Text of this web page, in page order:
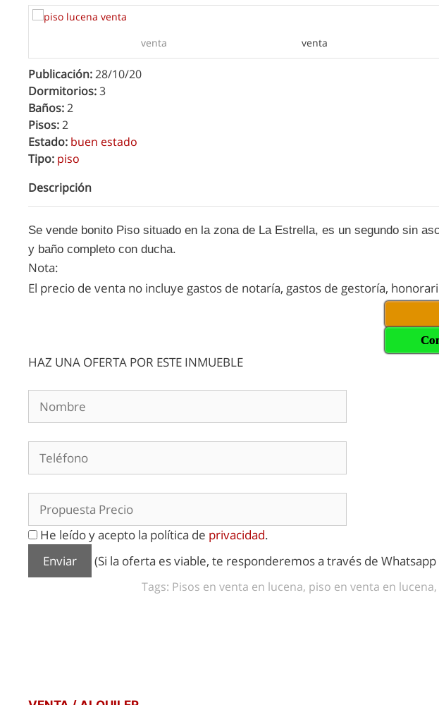
Publicación:28/10/20
Dormitorios:3
Baños:2
Pisos:2
Estado: buen estado
Tipo: piso
Descripción
Se vende bonito Piso situado en la zona de La Estrella, es un segundo sin
y baño completo con ducha.
Nota:
El precio de venta no incluye gastos de notaría, gastos de gestoría,
HAZ UNA OFERTA POR ESTE INMUEBLE
He leído y acepto la política de privacidad.
(Si la oferta es viable, te responderemos a través de
Tags: Pisos en venta en lucena, piso en venta en